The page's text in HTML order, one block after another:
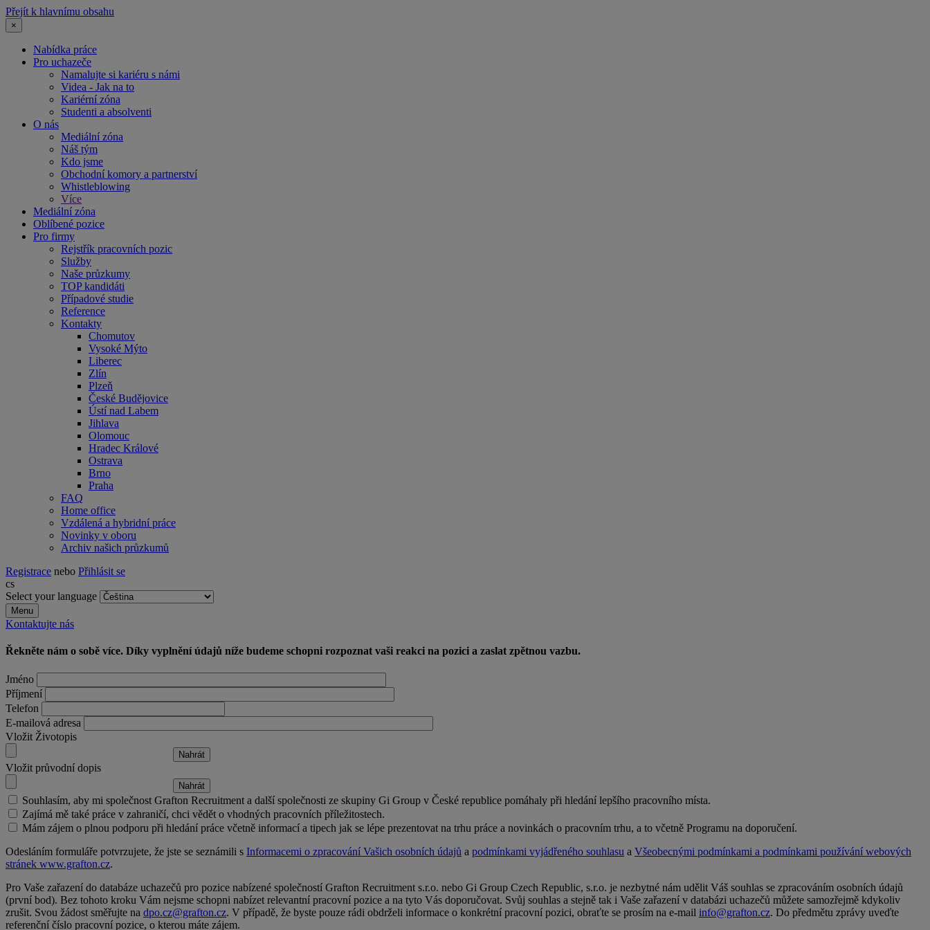
Přejít k hlavnímu obsahu
×
Nabídka práce
Pro uchazeče
Namalujte si kariéru s námi
Videa - Jak na to
Kariérní zóna
Studenti a absolventi
O nás
Mediální zóna
Náš tým
Kdo jsme
Obchodní komory a partnerství
Whistleblowing
Více
Mediální zóna
Oblíbené pozice
Pro firmy
Rejstřík pracovních pozic
Služby
Naše průzkumy
TOP kandidáti
Případové studie
Reference
Kontakty
Chomutov
Vysoké Mýto
Liberec
Zlín
Plzeň
České Budějovice
Ústí nad Labem
Jihlava
Olomouc
Hradec Králové
Ostrava
Brno
Praha
FAQ
Home office
Vzdálená a hybridní práce
Novinky v oboru
Archiv našich průzkumů
Registrace nebo Přihlásit se
cs
Select your language
Menu
Kontaktujte nás
Řekněte nám o sobě více. Díky vyplnění údajů níže budeme schopni rozpoznat vaši reakci na pozici a zaslat zpětnou vazbu.
Jméno
Příjmení
Telefon
E-mailová adresa
Vložit Životopis
Vložit průvodní dopis
Souhlasím, aby mi společnost Grafton Recruitment a další společnosti ze skupiny Gi Group v České republice pomáhaly při hledání lepšího pracovního místa.
Zajímá mě také práce v zahraničí, chci vědět o vhodných pracovních příležitostech.
Mám zájem o plnou podporu při hledání práce včetně informací a tipech jak se lépe prezentovat na trhu práce a novinkách o pracovním trhu, a to včetně Programu na doporučení.
Odesláním formuláře potvrzujete, že jste se seznámili s Informacemi o zpracování Vašich osobních údajů a podmínkami vyjádřeného souhlasu a Všeobecnými podmínkami a podmínkami používání webových
stránek www.grafton.cz.
Pro Vaše zařazení do databáze uchazečů pro pozice nabízené společností Grafton Recruitment s.r.o. nebo Gi Group Czech Republic, s.r.o. je nezbytné nám udělit Váš souhlas se zpracováním osobních údajů
(první bod). Bez tohoto kroku Vám nejsme schopni nabízet relevantní pracovní pozice a na tyto Vás doporučovat. Svůj souhlas a stejně tak i Vaše zařazení v databázi uchazečů můžete samozřejmě kdykoliv
zrušit. Svou žádost směřujte na dpo.cz@grafton.cz. V případě, že byste pouze rádi obdrželi informace o konkrétní pracovní pozici, obraťte se prosím na e-mail info@grafton.cz. Do předmětu zprávy uveďte
referenční číslo pracovní pozice, o kterou máte zájem.